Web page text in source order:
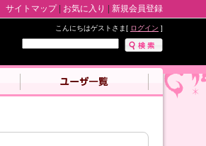
サイトマップ| お気に入り 新規会員登録
こんにちはゲストさま[ ログイン ]